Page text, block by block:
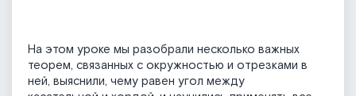
На этом уроке мы разобрали несколько важных
теорем, связанных с окружностью и отрезками в
ней, выяснили, чему равен угол между